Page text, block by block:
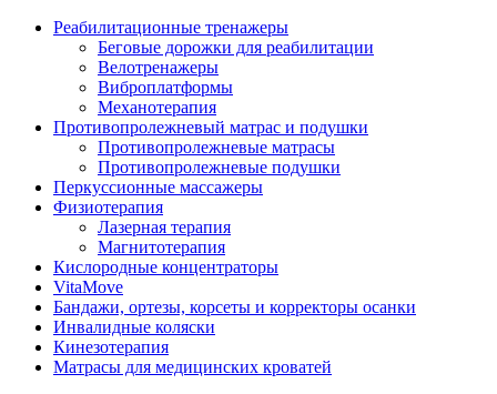
Реабилитационные тренажеры
Беговые дорожки для реабилитации
Велотренажеры
Виброплатформы
Механотерапия
Противопролежневый матрас и подушки
Противопролежневые матрасы
Противопролежневые подушки
Перкуссионные массажеры
Физиотерапия
Лазерная терапия
Магнитотерапия
Кислородные концентраторы
VitaMove
Бандажи, ортезы, корсеты и корректоры осанки
Инвалидные коляски
Кинезотерапия
Матрасы для медицинских кроватей